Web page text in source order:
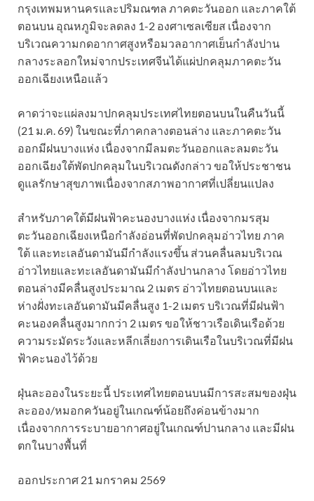
กรุงเทพมหานครและปริมณฑล ภาคตะวันออก และภาคใต้
ตอนบน อุณหภูมิจะลดลง 1-2 องศาเซลเซียส เนื่องจาก
บริเวณความกดอากาศสูงหรือมวลอากาศเย็นกำลังปาน
กลางระลอกใหม่จากประเทศจีนได้แผ่ปกคลุมภาคตะวัน
ออกเฉียงเหนือแล้ว
คาดว่าจะแผ่ลงมาปกคลุมประเทศไทยตอนบนในคืนวันนี้
(21 ม.ค. 69) ในขณะที่ภาคกลางตอนล่าง และภาคตะวัน
ออกมีฝนบางแห่ง เนื่องจากมีลมตะวันออกและลมตะวัน
ออกเฉียงใต้พัดปกคลุมในบริเวณดังกล่าว ขอให้ประชาชน
ดูแลรักษาสุขภาพเนื่องจากสภาพอากาศที่เปลี่ยนแปลง
สำหรับภาคใต้มีฝนฟ้าคะนองบางแห่ง เนื่องจากมรสุม
ตะวันออกเฉียงเหนือกำลังอ่อนที่พัดปกคลุมอ่าวไทย ภาค
ใต้ และทะเลอันดามันมีกำลังแรงขึ้น ส่วนคลื่นลมบริเวณ
อ่าวไทยและทะเลอันดามันมีกำลังปานกลาง โดยอ่าวไทย
ตอนล่างมีคลื่นสูงประมาณ 2 เมตร อ่าวไทยตอนบนและ
ห่างฝั่งทะเลอันดามันมีคลื่นสูง 1-2 เมตร บริเวณที่มีฝนฟ้า
คะนองคลื่นสูงมากกว่า 2 เมตร ขอให้ชาวเรือเดินเรือด้วย
ความระมัดระวังและหลีกเลี่ยงการเดินเรือในบริเวณที่มีฝน
ฟ้าคะนองไว้ด้วย
ฝุ่นละอองในระยะนี้ ประเทศไทยตอนบนมีการสะสมของฝุ่น
ละออง/หมอกควันอยู่ในเกณฑ์น้อยถึงค่อนข้างมาก
เนื่องจากการระบายอากาศอยู่ในเกณฑ์ปานกลาง และมีฝน
ตกในบางพื้นที่
ออกประกาศ 21 มกราคม 2569